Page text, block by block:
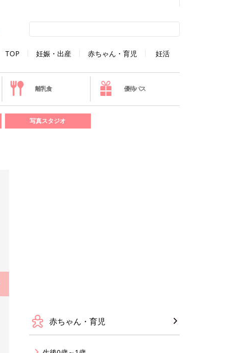
TOP 妊娠・出産 赤ちゃん・育児 妊活
離乳食 優待パス
写真スタジオ
赤ちゃん・育児